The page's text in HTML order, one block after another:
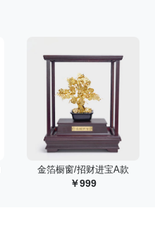
金箔橱窗/招财进宝A款
999